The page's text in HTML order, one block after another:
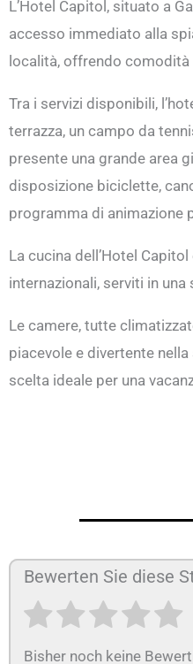
L’Hotel Capitol, situato a
accesso immediato alla
località, offrendo comodità
Tra i servizi disponibili,
terrazza, un campo da
presente una grande area
disposizione biciclette,
programma di animazione
La cucina dell’Hotel
internazionali, serviti in
Le camere, tutte
piacevole e divertente
scelta ideale per una
Bewerten Sie diese
Bisher noch keine